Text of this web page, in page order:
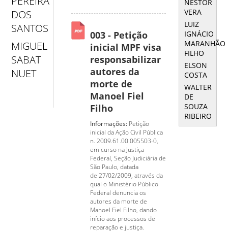
DOS
SANTOS
MIGUEL
SABAT
NUET
003 - Petição
inicial MPF visa
responsabilizar
autores da
morte de
Manoel Fiel
Filho
Informações: Petição
inicial da Ação Civil Pública
n. 2009.61.00.005503-0,
em curso na Justiça
Federal, Seção Judiciária de
São Paulo, datada
de 27/02/2009, através da
qual o Ministério Público
Federal denuncia os
autores da morte de
Manoel Fiel Filho, dando
início aos processos de
reparação e justiça.
NESTOR
VERA
LUIZ
IGNÁCIO
MARANHÃO
FILHO
ELSON
COSTA
WALTER
DE
SOUZA
RIBEIRO